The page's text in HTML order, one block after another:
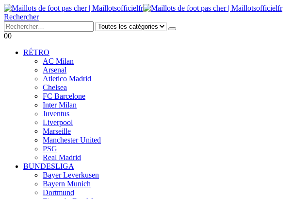
Rechercher
00
RÉTRO
AC Milan
Arsenal
Atletico Madrid
Chelsea
FC Barcelone
Inter Milan
Juventus
Liverpool
Marseille
Manchester United
PSG
Real Madrid
BUNDESLIGA
Bayer Leverkusen
Bayern Munich
Dortmund